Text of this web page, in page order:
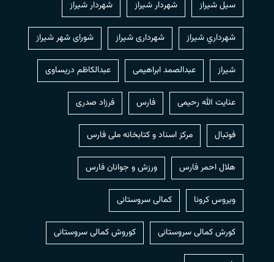
سیل شیراز شهردار شيراز شهردار شیراز
شهرداري شيراز شهرداری شیراز شورای شهر شیراز
شیراز عبدالصمد ابراهیمی عبدالکاظم دریساوی
عنایت الله رحیمی فارس فرزاد صدری
فوتبال مرکز اسناد و کتابخانه ملی فارس
هلال احمر فارس ورزش و جوانان فارس
ویروس کرونا کمالی سروستانی
کورش کمالی سروستانی کوروش کمالی سروستانی